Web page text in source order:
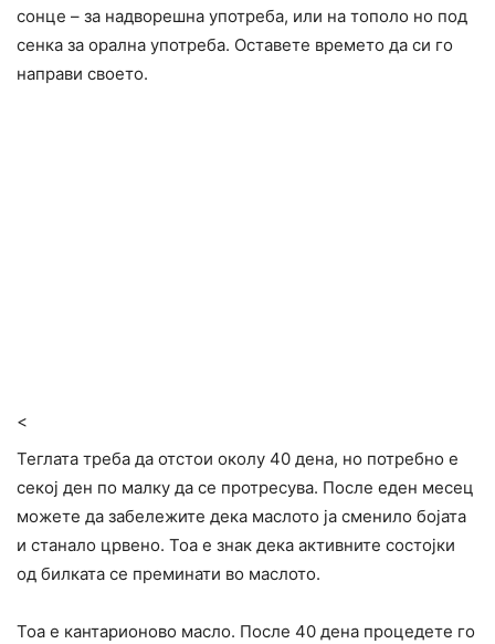
сонце – за надворешна употреба, или на тополо но под
сенка за орална употреба. Оставете времето да си го
направи своето.
<
Теглата треба да отстои околу 40 дена, но потребно е
секој ден по малку да се протресува. После еден месец
можете да забележите дека маслото ја сменило бојата
и станало црвено. Тоа е знак дека активните состојки
од билката се преминати во маслото.
Тоа е кантарионово масло. После 40 дена процедете го